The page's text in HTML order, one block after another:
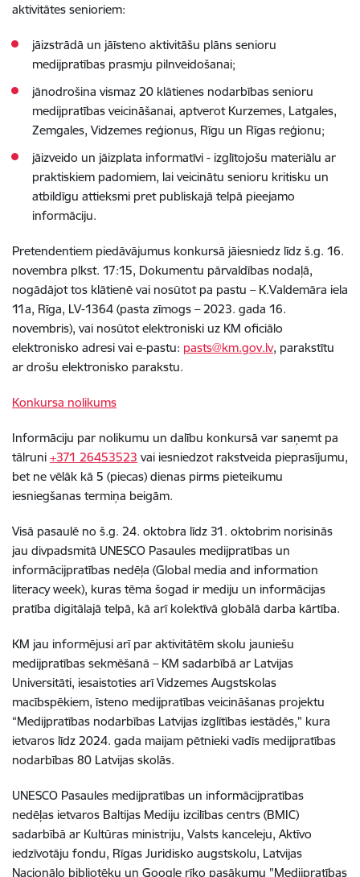
aktivitātes senioriem:
jāizstrādā un jāīsteno aktivitāšu plāns senioru
medijpratības prasmju pilnveidošanai;
jānodrošina vismaz 20 klātienes nodarbības senioru
medijpratības veicināšanai, aptverot Kurzemes, Latgales,
Zemgales, Vidzemes reģionus, Rīgu un Rīgas reģionu;
jāizveido un jāizplata informatīvi - izglītojošu materiālu ar
praktiskiem padomiem, lai veicinātu senioru kritisku un
atbildīgu attieksmi pret publiskajā telpā pieejamo
informāciju.
Pretendentiem piedāvājumus konkursā jāiesniedz līdz š.g. 16.
novembra plkst. 17:15, Dokumentu pārvaldības nodaļā,
nogādājot tos klātienē vai nosūtot pa pastu – K.Valdemāra iela
11a, Rīga, LV-1364 (pasta zīmogs – 2023. gada 16.
novembris), vai nosūtot elektroniski uz KM oficiālo
elektronisko adresi vai e-pastu: pasts@km.gov.lv, parakstītu
ar drošu elektronisko parakstu.
Konkursa nolikums
Informāciju par nolikumu un dalību konkursā var saņemt pa
tālruni +371 26453523 vai iesniedzot rakstveida pieprasījumu,
bet ne vēlāk kā 5 (piecas) dienas pirms pieteikumu
iesniegšanas termiņa beigām.
Visā pasaulē no š.g. 24. oktobra līdz 31. oktobrim norisinās
jau divpadsmitā UNESCO Pasaules medijpratības un
informācijpratības nedēļa (Global media and information
literacy week), kuras tēma šogad ir mediju un informācijas
pratība digitālajā telpā, kā arī kolektīvā globālā darba kārtība.
KM jau informējusi arī par aktivitātēm skolu jauniešu
medijpratības sekmēšanā – KM sadarbībā ar Latvijas
Universitāti, iesaistoties arī Vidzemes Augstskolas
macībspēkiem, īsteno medijpratības veicināšanas projektu
“Medijpratības nodarbības Latvijas izglītības iestādēs,” kura
ietvaros līdz 2024. gada maijam pētnieki vadīs medijpratības
nodarbības 80 Latvijas skolās.
UNESCO Pasaules medijpratības un informācijpratības
nedēļas ietvaros Baltijas Mediju izcilības centrs (BMIC)
sadarbībā ar Kultūras ministriju, Valsts kanceleju, Aktīvo
iedzīvotāju fondu, Rīgas Juridisko augstskolu, Latvijas
Nacionālo bibliotēku un Google rīko pasākumu "Medijpratības